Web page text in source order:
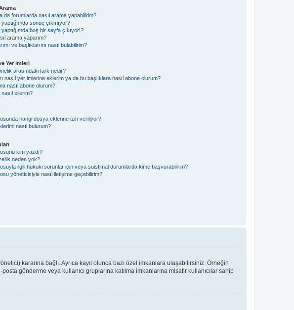
da forumlarda nasıl arama yapabilirim?
sonuç çıkmıyor?
boş bir sayfa çıkıyor!?
arama yaparım?
ve başlıklarımı nasıl bulabilirim?
Yer imleri
arasındaki fark nedir?
nasıl yer imlerine eklerim ya da bu başlıklara nasıl abone olurum?
nasıl abone olurum?
silerim?
hangi dosya eklerine izin veriliyor?
nasıl bulurum?
kim yazdı?
neden yok?
ilgili hukuki sorunlar için veya suistimal durumlarda kime başvurabilirim?
yöneticisiyle nasıl iletişime geçebilirim?
kararına bağlı. Ayrıca kayıt olunca bazı özel imkanlara ulaşabilirsiniz. Örneğin
gönderme veya kullanıcı gruplarına katılma imkanlarına misafir kullanıcılar sahip